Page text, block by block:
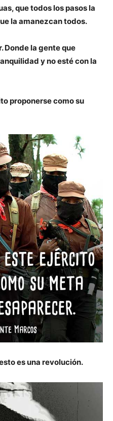
que todos los pasos la
la amanezcan todos.
Donde la gente que
y no esté con la
proponerse como su
es una revolución.